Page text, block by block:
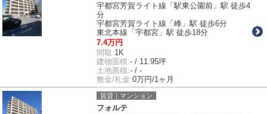
宇都宮芳賀ライト線「駅東公園前」駅 徒歩4
分
宇都宮芳賀ライト線「峰」駅 徒歩6分
東北本線「宇都宮」駅 徒歩18分
7.4万円
間取:1K
建物面積:- / 11.95坪
土地面積:- / -
敷金/礼金:0万円/1ヶ月
賃貸｜マンション
フォルテ